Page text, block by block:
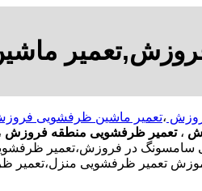
،تعمیر ماشین ظرفشویی
، تعمیر ظرفشویی منطقه فروزش
در فروزش،تعمیر
تعمیر ظرفشویی منزل،تعمیر